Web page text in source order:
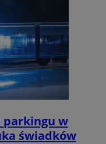
parkingu w
świadków